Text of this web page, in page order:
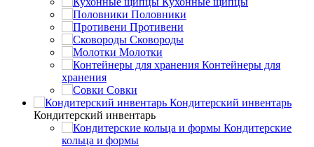
Половники
Противени
Сковороды
Молотки
Контейнеры для
хранения
Совки
Кондитерский инвентарь
Кондитерский инвентарь
Кондитерские
кольца и формы